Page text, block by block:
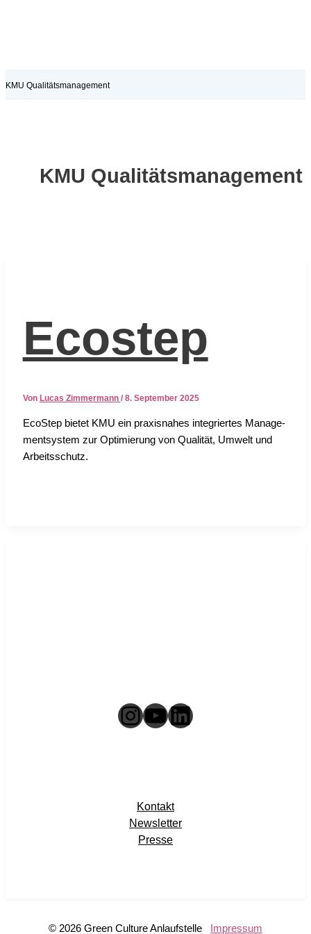
KMU Qualitätsmanagement
KMU Qualitätsmanagement
Ecostep
Von Lucas Zimmermann / 8. September 2025
EcoS­tep bie­tet KMU ein pra­xis­na­hes inte­grier­tes Manage­
ment­sys­tem zur Opti­mie­rung von Qua­li­tät, Umwelt und
Arbeits­schutz.
Instagram
YouTube
LinkedIn
Kontakt
Newsletter
Presse
© 2026 Green Culture Anlaufstelle Impressum